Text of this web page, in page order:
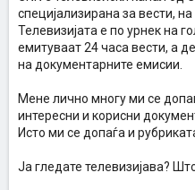
специјализирана за вести, на
Телевизијата е по урнек на
емитуваат 24 часа вести, а
на документарните емисии.
Мене лично многу ми се
интересни и корисни
Исто ми се допаѓа и
Ја гледате телевизијава?